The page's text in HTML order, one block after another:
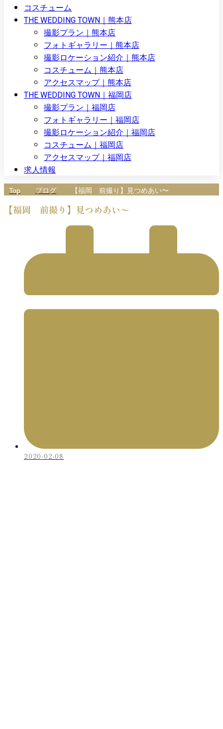
コスチューム
THE WEDDING TOWN｜熊本店
撮影プラン｜熊本店
フォトギャラリー｜熊本店
撮影ロケーション紹介｜熊本店
コスチューム｜熊本店
アクセスマップ｜熊本店
THE WEDDING TOWN｜福岡店
撮影プラン｜福岡店
フォトギャラリー｜福岡店
撮影ロケーション紹介｜福岡店
コスチューム｜福岡店
アクセスマップ｜福岡店
求人情報
Top ブログ 【福岡 前撮り】見つめあい〜
【福岡 前撮り】見つめあい〜
2020-02-08